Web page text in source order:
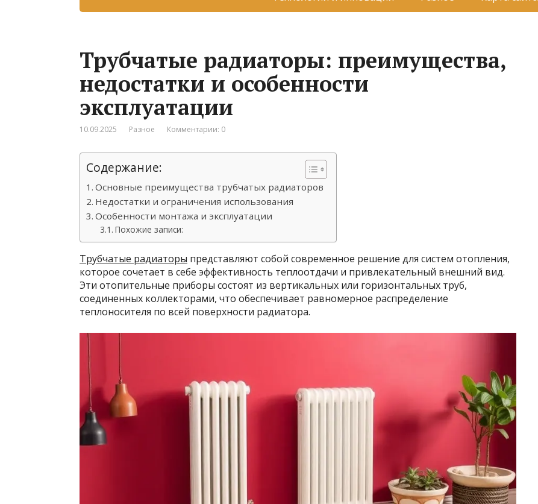
Трубчатые радиаторы: преимущества,
недостатки и особенности
эксплуатации
10.09.2025 Разное Комментарии: 0
Содержание:
Основные преимущества трубчатых радиаторов
Недостатки и ограничения использования
Особенности монтажа и эксплуатации
Похожие записи:
Трубчатые радиаторы представляют собой современное решение для систем отопления,
которое сочетает в себе эффективность теплоотдачи и привлекательный внешний вид.
Эти отопительные приборы состоят из вертикальных или горизонтальных труб,
соединенных коллекторами, что обеспечивает равномерное распределение
теплоносителя по всей поверхности радиатора.